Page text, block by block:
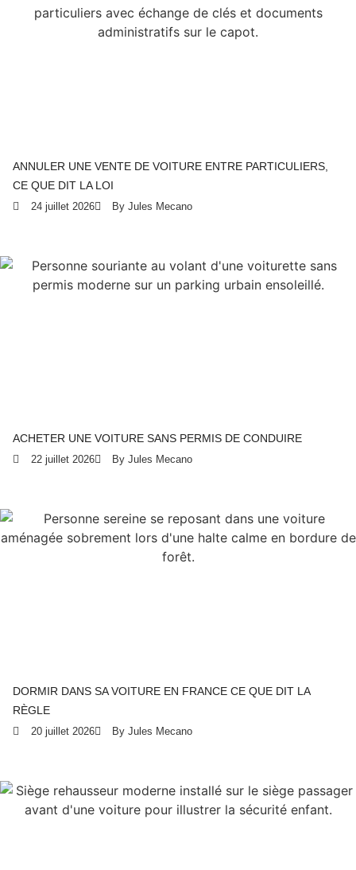
ANNULER UNE VENTE DE VOITURE ENTRE PARTICULIERS,
CE QUE DIT LA LOI
24 juillet 2026 By Jules Mecano
ACHETER UNE VOITURE SANS PERMIS DE CONDUIRE
22 juillet 2026 By Jules Mecano
DORMIR DANS SA VOITURE EN FRANCE CE QUE DIT LA
RÈGLE
20 juillet 2026 By Jules Mecano